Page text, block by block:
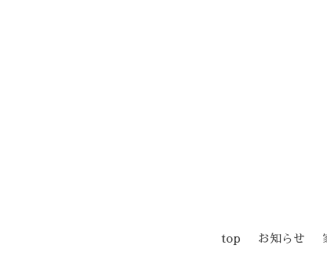
top お知らせ